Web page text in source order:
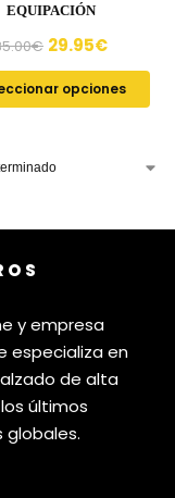
EQUIPACIÓN
€ 29.95€
opciones
y empresa
especializa en
de alta
últimos
globales.